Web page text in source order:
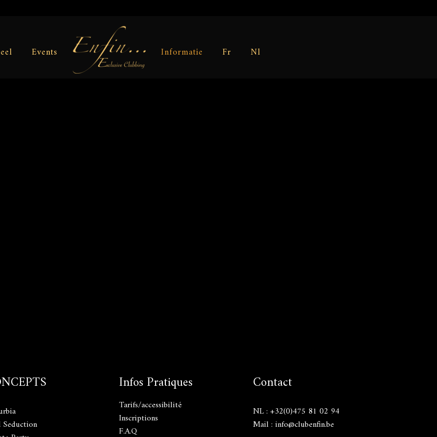
Events Informatie Fr Nl
Seduction
Infos Pratiques
Tarifs/accessibilité
Inscriptions
F.A.Q
Contact
NL : +32(0)475 81 02 94
Mail : info@clubenfin.be